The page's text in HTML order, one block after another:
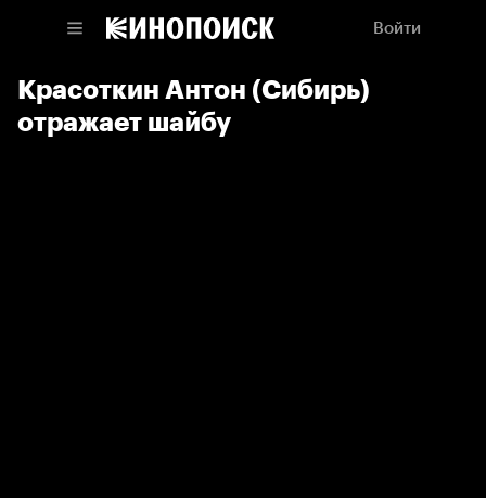
Войти
Красоткин Антон (Сибирь)
отражает шайбу